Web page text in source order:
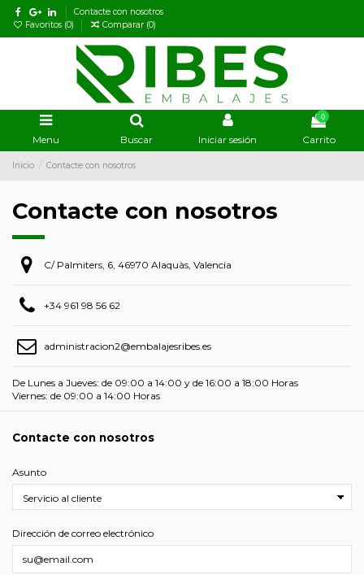
Contacte con nosotros
Favoritos (0) Comparar (0)
Menu Buscar Iniciar sesión
0
Carrito
Inicio Contacte con nosotros
Contacte con nosotros
C/ Palmiters, 6, 46970 Alaquàs, Valencia
+34 961 98 56 62
administracion2@embalajesribes.es
De Lunes a Jueves: de 09:00 a 14:00 y de 16:00 a 18:00 Horas
Viernes: de 09:00 a 14:00 Horas
Contacte con nosotros
Asunto
Dirección de correo electrónico